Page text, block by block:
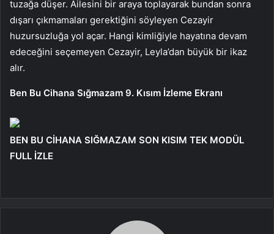
tuzağa düşer. Ailesini bir araya toplayarak bundan sonra
dışarı çıkmamaları gerektiğini söyleyen Cezayir
huzursuzluğa yol açar. Hangi kimliğiyle hayatına devam
edeceğini seçemeyen Cezayir, Leyla’dan büyük bir ikaz
alır.
Ben Bu Cihana Sığmazam 9. Kısım İzleme Ekranı
BEN BU CİHANA SIĞMAZAM SON KISIM TEK MODÜL
FULL İZLE